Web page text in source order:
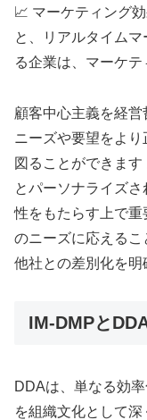
📈 マーケティング
と、リアルタイム
る企業は、マーケテ
顧客中心主義を経
ニーズや要望をよ
図ることができま
とパーソナライズ
性をもたらす上で
のニーズに応えるこ
他社との差別化を明
IM-DMPと
DDAは、単なる効
を組織文化として